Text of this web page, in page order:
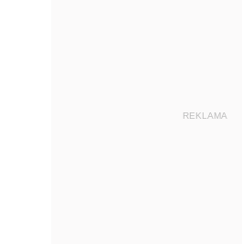
REKLAMA